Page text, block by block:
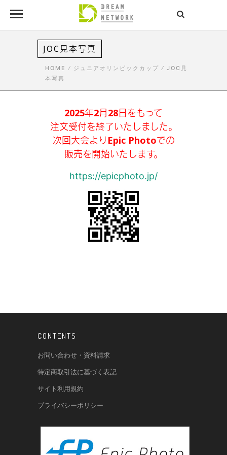
JOC見本写真
HOME / ジュニアオリンピックカップ / JOC見
本写真
2025年2月28日をもって
注文受付を終了いたしました。
次回大会よりEpic Photoでの
販売を開始いたします。
https://epicphoto.jp/
CONTENTS
お問い合わせ・資料請求
特定商取引法に基づく表記
サイト利用規約
プライバシーポリシー